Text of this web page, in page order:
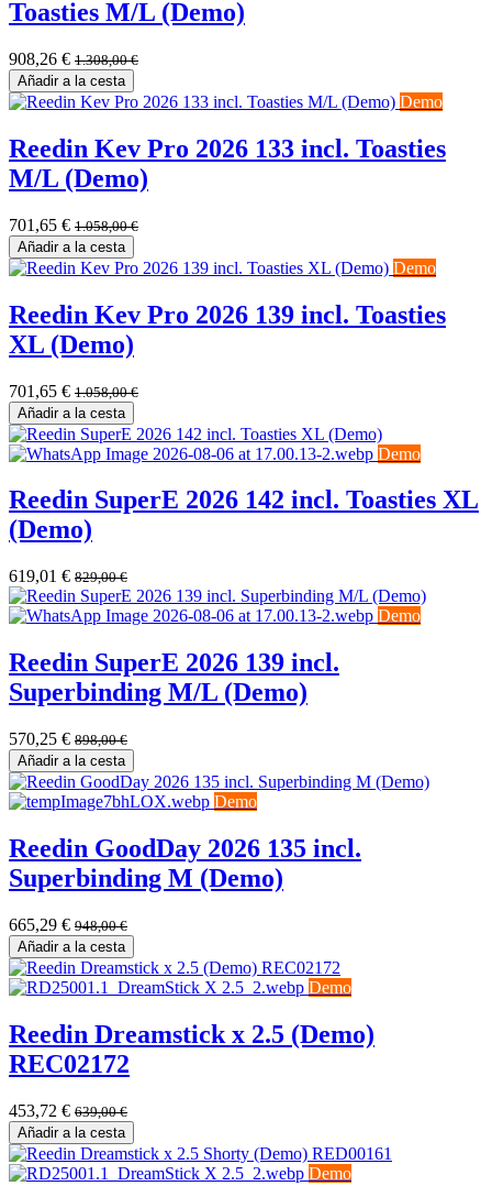
Toasties M/L (Demo)
908,26 € 1.308,00€
Añadir a la cesta
Demo
Reedin Kev Pro 2026 133 incl. Toasties
M/L (Demo)
701,65 € 1.058,00€
Añadir a la cesta
Demo
Reedin Kev Pro 2026 139 incl. Toasties
XL (Demo)
701,65 € 1.058,00€
Añadir a la cesta
Demo
Reedin SuperE 2026 142 incl. Toasties XL
(Demo)
619,01 € 829,00€
Demo
Reedin SuperE 2026 139 incl.
Superbinding M/L (Demo)
570,25 € 898,00€
Añadir a la cesta
Demo
Reedin GoodDay 2026 135 incl.
Superbinding M (Demo)
665,29 € 948,00€
Añadir a la cesta
Demo
Reedin Dreamstick x 2.5 (Demo)
REC02172
453,72 € 639,00€
Añadir a la cesta
Demo